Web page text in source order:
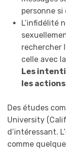
personne si
L’infidélité
rechercher
celle avec
Les
les
Des études
University
d’intéressant.
comme